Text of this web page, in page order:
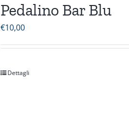
Pedalino Bar Blu
€10,00
Dettagli